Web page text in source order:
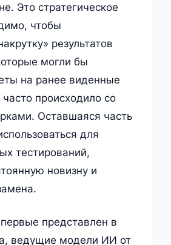
Это стратегическое
чтобы
результатов
могли бы
на ранее виденные
происходило со
Оставшаяся часть
для
тестирований,
новизну и
представлен в
ведущие модели ИИ от